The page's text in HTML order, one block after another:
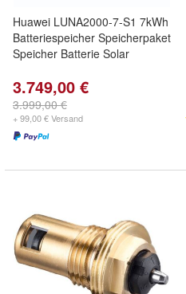
Huawei LUNA2000-7-S1 7kWh
Batteriespeicher Speicherpaket
Speicher Batterie Solar
3.749,00 €
3.999,00 €
+ 99,00 € Versand